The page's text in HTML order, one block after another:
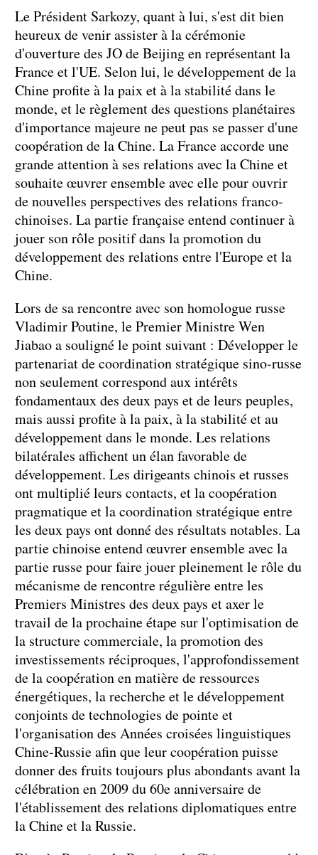
Le Président Sarkozy, quant à lui, s'est dit bien
heureux de venir assister à la cérémonie
d'ouverture des JO de Beijing en représentant la
France et l'UE. Selon lui, le développement de la
Chine profite à la paix et à la stabilité dans le
monde, et le règlement des questions planétaires
d'importance majeure ne peut pas se passer d'une
coopération de la Chine. La France accorde une
grande attention à ses relations avec la Chine et
souhaite œuvrer ensemble avec elle pour ouvrir
de nouvelles perspectives des relations franco-
chinoises. La partie française entend continuer à
jouer son rôle positif dans la promotion du
développement des relations entre l'Europe et la
Chine.
Lors de sa rencontre avec son homologue russe
Vladimir Poutine, le Premier Ministre Wen
Jiabao a souligné le point suivant : Développer le
partenariat de coordination stratégique sino-russe
non seulement correspond aux intérêts
fondamentaux des deux pays et de leurs peuples,
mais aussi profite à la paix, à la stabilité et au
développement dans le monde. Les relations
bilatérales affichent un élan favorable de
développement. Les dirigeants chinois et russes
ont multiplié leurs contacts, et la coopération
pragmatique et la coordination stratégique entre
les deux pays ont donné des résultats notables. La
partie chinoise entend œuvrer ensemble avec la
partie russe pour faire jouer pleinement le rôle du
mécanisme de rencontre régulière entre les
Premiers Ministres des deux pays et axer le
travail de la prochaine étape sur l'optimisation de
la structure commerciale, la promotion des
investissements réciproques, l'approfondissement
de la coopération en matière de ressources
énergétiques, la recherche et le développement
conjoints de technologies de pointe et
l'organisation des Années croisées linguistiques
Chine-Russie afin que leur coopération puisse
donner des fruits toujours plus abondants avant la
célébration en 2009 du 60e anniversaire de
l'établissement des relations diplomatiques entre
la Chine et la Russie.